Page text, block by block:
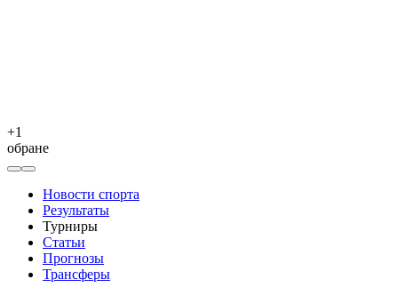
+1
обране
Новости спорта
Результаты
Турниры
Статьи
Прогнозы
Трансферы